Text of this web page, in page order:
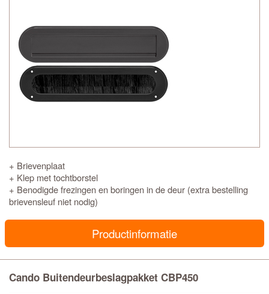
+ Brievenplaat
+ Klep met tochtborstel
+ Benodigde frezingen en boringen in de deur (extra bestelling
brievensleuf niet nodig)
Productinformatie
Cando Buitendeurbeslagpakket CBP450